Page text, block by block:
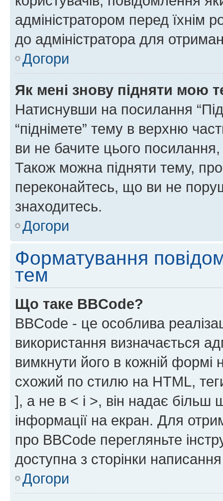
адміністратором перед їхнім
до адміністратора для
Догори
Як мені знову підняти мою
Натиснувши на посилання
“піднімете” тему в верхню
ви не бачите цього
Також можна підняти тему,
переконайтесь, що ви не
знаходитесь.
Догори
Форматування
тем
Що таке BBCode?
BBCode - це особлива
використання визначається
вимкнути його в кожній
схожий по стилю на HTML,
], а не в < і >, він надає більш
інформації на екран. Для
про BBCode перегляньте
доступна з сторінки
Догори